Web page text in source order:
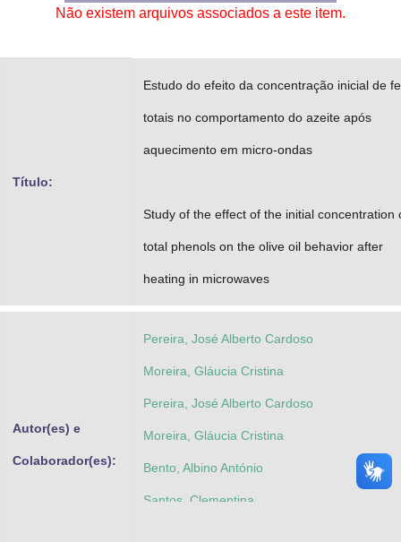
Advocacia-Geral da União
Não existem arquivos associados a este item.
Título:
Estudo do efeito da concentração inicial de
totais no comportamento do azeite após
aquecimento em micro-ondas
Study of the effect of the initial concentration
total phenols on the olive oil behavior after
heating in microwaves
Autor(es) e
Colaborador(es):
Pereira, José Alberto Cardoso
Moreira, Gláucia Cristina
Pereira, José Alberto Cardoso
Moreira, Gláucia Cristina
Bento, Albino António
Santos, Clementina